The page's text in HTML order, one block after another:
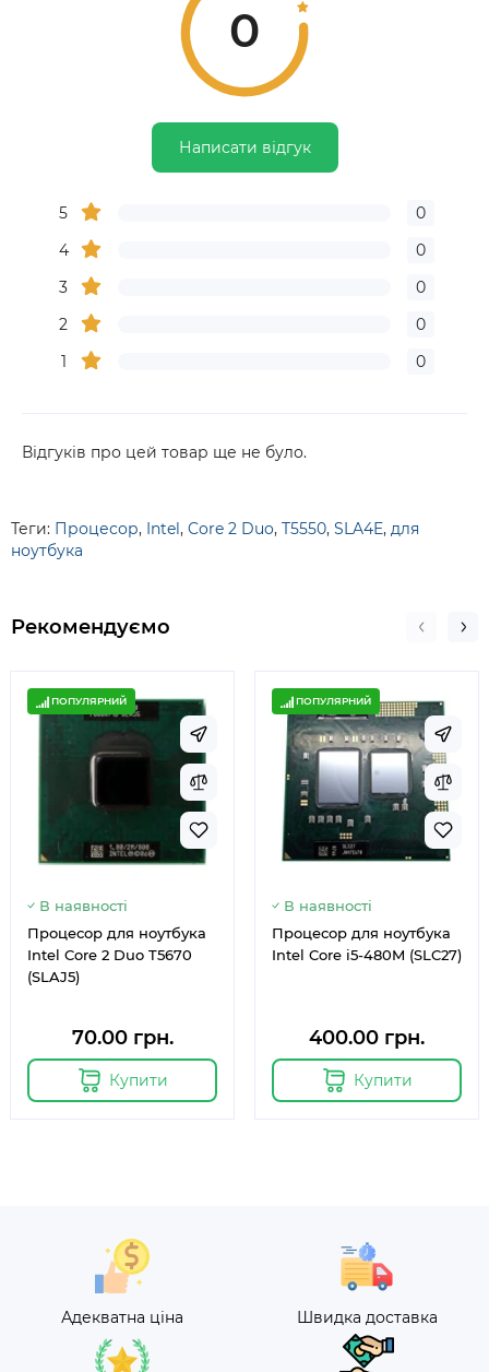
0
Написати відгук
5
0
4
0
3
0
2
0
1
0
Відгуків про цей товар ще не було.
Теги: Процесор, Intel, Core 2 Duo, T5550, SLA4E, для
ноутбука
Рекомендуємо
ПОПУЛЯРНИЙ
В наявності
Процесор для ноутбука
Intel Core 2 Duo T5670
(SLAJ5)
70.00 грн.
Купити
ПОПУЛЯРНИЙ
В наявності
Процесор для ноутбука
Intel Core i5-480M (SLC27)
400.00 грн.
Купити
Адекватна ціна Швидка доставка